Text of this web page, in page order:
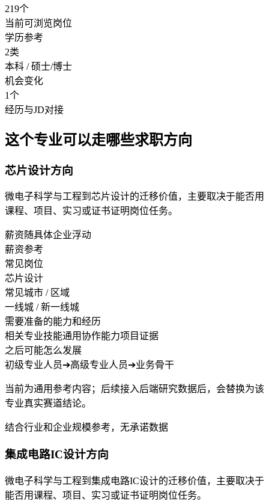
219个
当前可浏览岗位
学历参考
2类
本科 / 硕士/博士
机会变化
1个
经历与JD对接
这个专业可以走哪些求职方向
芯片设计方向
微电子科学与工程到芯片设计的迁移价值，主要取决于能否用
课程、项目、实习或证书证明岗位任务。
薪资随具体企业浮动
薪资参考
常见岗位
芯片设计
常见城市 / 区域
一线城 / 新一线城
需要准备的能力和经历
相关专业技能通用协作能力项目证据
之后可能怎么发展
初级专业人员➔高级专业人员➔业务骨干
当前为通用参考内容；后续接入后端研究数据后，会替换为该
专业真实赛道结论。
结合行业和企业规模参考，无承诺数据
集成电路IC设计方向
微电子科学与工程到集成电路IC设计的迁移价值，主要取决于
能否用课程、项目、实习或证书证明岗位任务。